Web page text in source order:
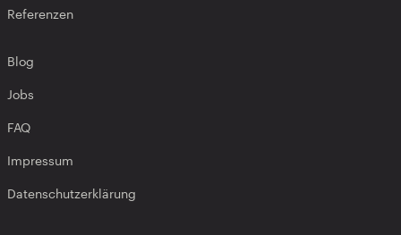
Referenzen
Blog
Jobs
FAQ
Impressum
Datenschutzerklärung